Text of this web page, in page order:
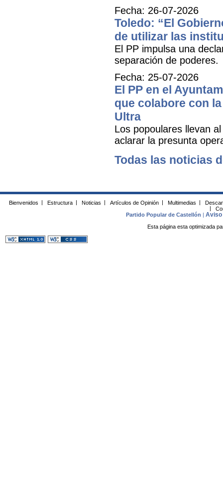
Fecha: 26-07-2026
Toledo: “El
de utilizar las
El PP impulsa una
separación de poderes.
Fecha: 25-07-2026
El PP en el
que colabore con
Ultra
Los popoulares llevan
aclarar la presunta
Todas las noticias
Bienvenidos Estructura Noticias Artículos de Opinión Multimedias
Partido Popular de Castellón
|Aviso
Esta página esta optimizada